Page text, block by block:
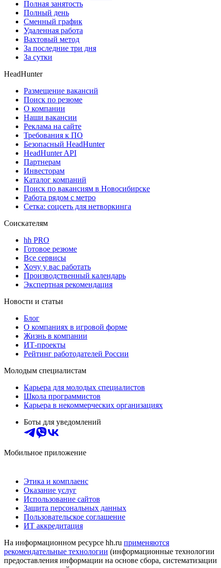
Полная занятость
Полный день
Сменный график
Удаленная работа
Вахтовый метод
За последние три дня
За сутки
HeadHunter
Размещение вакансий
Поиск по резюме
О компании
Наши вакансии
Реклама на сайте
Требования к ПО
Безопасный HeadHunter
HeadHunter API
Партнерам
Инвесторам
Каталог компаний
Поиск по вакансиям в Новосибирске
Работа рядом с метро
Сетка: соцсеть для нетворкинга
Соискателям
hh PRO
Готовое резюме
Все сервисы
Хочу у вас работать
Производственный календарь
Экспертная рекомендация
Новости и статьи
Блог
О компаниях в игровой форме
Жизнь в компании
ИТ-проекты
Рейтинг работодателей России
Молодым специалистам
Карьера для молодых специалистов
Школа программистов
Карьера в некоммерческих организациях
Боты для уведомлений
Мобильное приложение
Этика и комплаенс
Оказание услуг
Использование сайтов
Защита персональных данных
Пользовательское соглашение
ИТ аккредитация
На информационном ресурсе hh.ru применяются
рекомендательные технологии (информационные технологии
предоставления информации на основе сбора, систематизации